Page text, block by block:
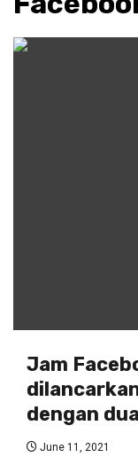
Jam
dengan
June 11, 2021